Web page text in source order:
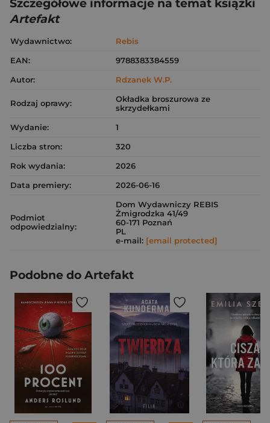
Szczegółowe informacje na temat książki
Artefakt
Wydawnictwo:
Rebis
EAN:
9788383384559
Autor:
Rdzanek W.P.
Rodzaj oprawy:
Okładka broszurowa ze
skrzydełkami
Wydanie:
1
Liczba stron:
320
Rok wydania:
2026
Data premiery:
2026-06-16
Podmiot
odpowiedzialny:
Dom Wydawniczy REBIS
Żmigrodzka 41/49
60-171 Poznań
PL
e-mail: [email protected]
Podobne do Artefakt